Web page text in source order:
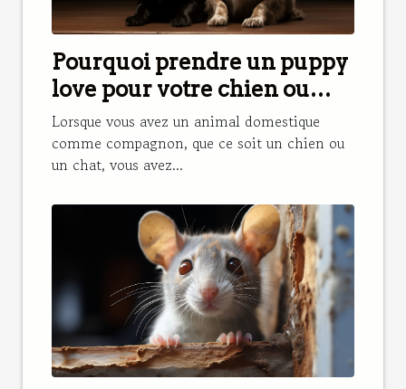
Pourquoi prendre un puppy
love pour votre chien ou
chat ?
Lorsque vous avez un animal domestique
comme compagnon, que ce soit un chien ou
un chat, vous avez...